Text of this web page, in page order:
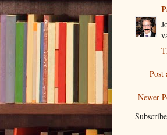
Post
Newer